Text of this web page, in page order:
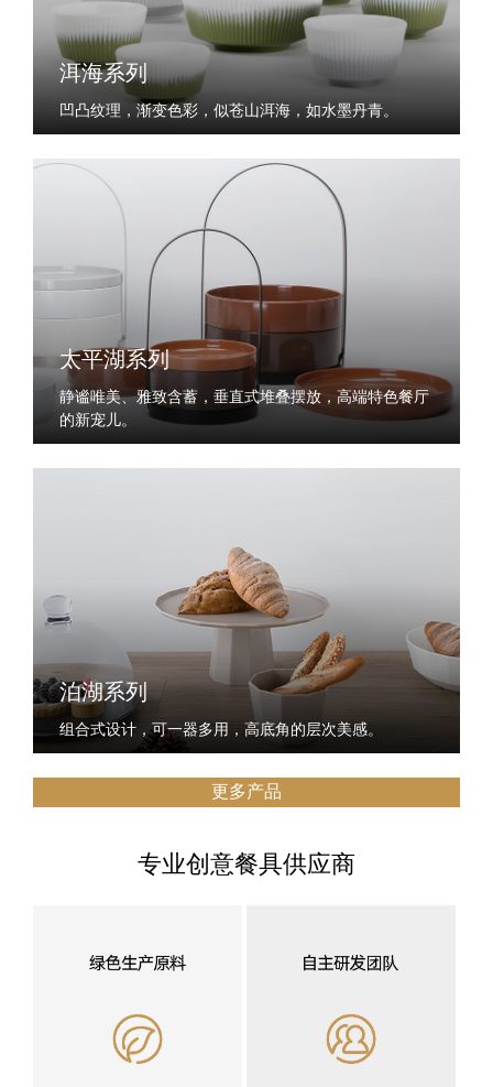
洱海系列
凹凸纹理，渐变色彩，似苍山洱海，如水墨丹青。
太平湖系列
静谧唯美、雅致含蓄，垂直式堆叠摆放，高端特色餐厅
的新宠儿。
泊湖系列
组合式设计，可一器多用，高底角的层次美感。
更多产品
专业创意餐具供应商